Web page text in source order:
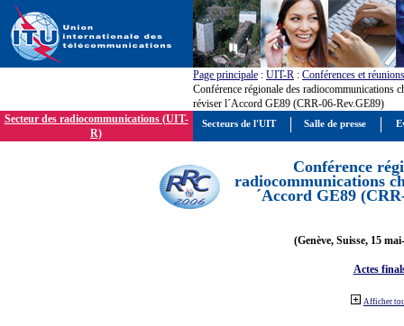
Page principale : UIT-R : Conférences et réunions
Conférence régionale des radiocommunications
réviser l´Accord GE89 (CRR-06-Rev.GE89)
Secteur des radiocommunications (UIT-
R)
Conférence
radiocommunications
´Accord GE89
(Genève, Suisse, 15
Actes
Afficher
Secteurs de l'UIT Salle de presse